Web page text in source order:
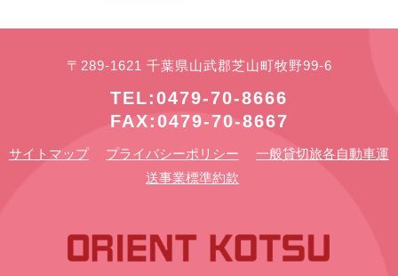
〒289-1621 千葉県山武郡芝山町牧野99-6
TEL:0479-70-8666
FAX:0479-70-8667
サイトマップ プライバシーポリシー
一般貸切旅各自動車運
送事業標準約款